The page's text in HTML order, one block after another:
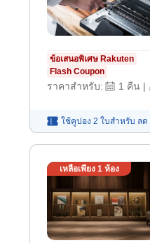
ข้อเสนอพิเศษ Rakuten
Flash Coupon
ราคาสำหรับ: 1 คืน |
ใช้คูปอง 2 ใบสำหรับ ลด
เหลือเพียง 1 ห้อง